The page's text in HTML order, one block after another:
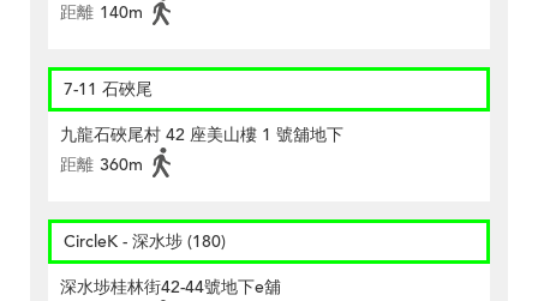
距離 140m
7-11 石硤尾
九龍石硤尾村 42 座美山樓 1 號舖地下
距離 360m
CircleK - 深水埗 (180)
深水埗桂林街42-44號地下e舖